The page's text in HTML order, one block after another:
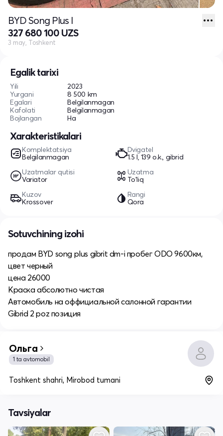
Egalik tarixi
Yili
2023
Yurgani
8 500 km
Egalari
Belgilanmagan
Kafolati
Belgilanmagan
Bojlangan
Ha
Xarakteristikalari
Komplektatsiya
Belgilanmagan
Dvigatel
1.5 l, 139 o.k., gibrid
Uzatmalar qutisi
Variator
Uzatma
To'liq
Kuzov
Krossover
Rangi
Qora
BYD Song Plus I
327 680 100 UZS
3 may, Toshkent
Sotuvchining izohi
продам BYD song plus gibrit dm-i пробег ODO 9600км,
цвет черный
цена 26000
Краска абсолютно чистая
Автомобиль на оффициальной салонной гарантии
Gibrid 2 poz позиция
Ольга
1 ta avtomobil
Toshkent shahri, Mirobod tumani
Tavsiyalar